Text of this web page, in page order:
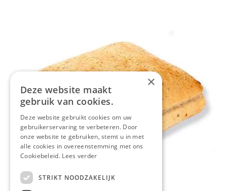
×
Deze website maakt
gebruik van cookies.
Deze website gebruikt cookies om uw
gebruikerservaring te verbeteren. Door
onze website te gebruiken, stemt u in met
alle cookies in overeenstemming met ons
Cookiebeleid. Lees verder
STRIKT NOODZAKELIJK